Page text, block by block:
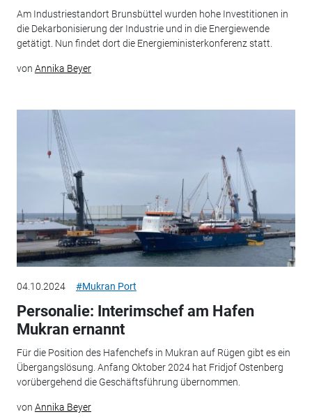
Am Industriestandort Brunsbüttel wurden hohe Investitionen in
die Dekarbonisierung der Industrie und in die Energiewende
getätigt. Nun findet dort die Energieministerkonferenz statt.
von Annika Beyer
04.10.2024 #Mukran Port
Personalie: Interimschef am Hafen
Mukran ernannt
Für die Position des Hafenchefs in Mukran auf Rügen gibt es ein
Übergangslösung. Anfang Oktober 2024 hat Fridjof Ostenberg
vorübergehend die Geschäftsführung übernommen.
von Annika Beyer